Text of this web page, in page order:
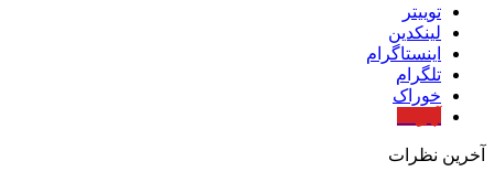
توییتر
لینکدین
اینستاگرام
تلگرام
خوراک
آخرین نظرات